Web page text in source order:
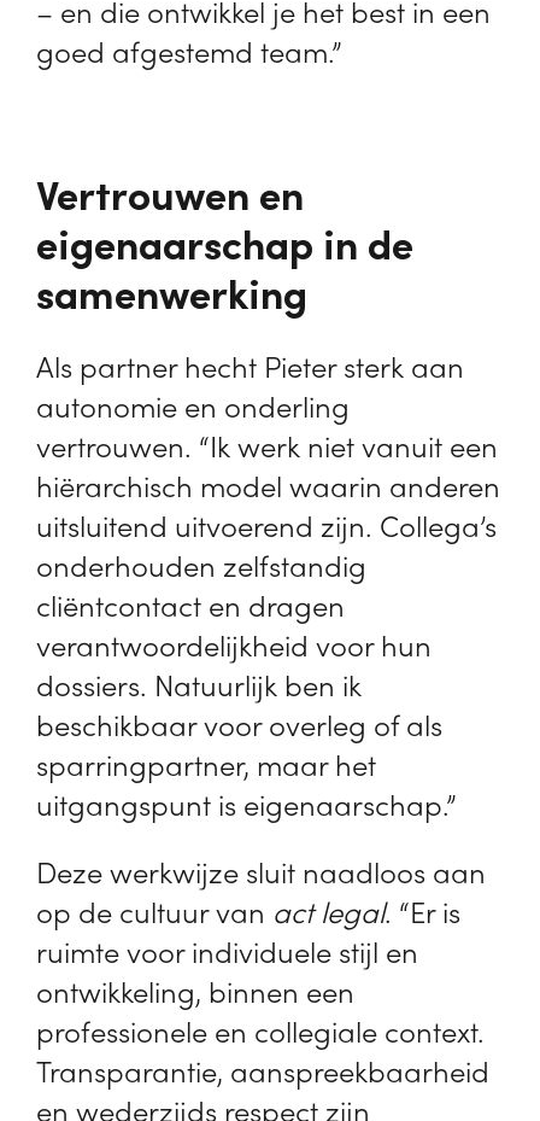
– en die ontwikkel je het best in een
goed afgestemd team.”
Vertrouwen en
eigenaarschap in de
samenwerking
Als partner hecht Pieter sterk aan
autonomie en onderling
vertrouwen. “Ik werk niet vanuit een
hiërarchisch model waarin anderen
uitsluitend uitvoerend zijn. Collega’s
onderhouden zelfstandig
cliëntcontact en dragen
verantwoordelijkheid voor hun
dossiers. Natuurlijk ben ik
beschikbaar voor overleg of als
sparringpartner, maar het
uitgangspunt is eigenaarschap.”
Deze werkwijze sluit naadloos aan
op de cultuur van act legal. “Er is
ruimte voor individuele stijl en
ontwikkeling, binnen een
professionele en collegiale context.
Transparantie, aanspreekbaarheid
en wederzijds respect zijn